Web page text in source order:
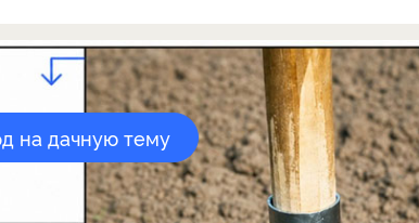
на дачную тему